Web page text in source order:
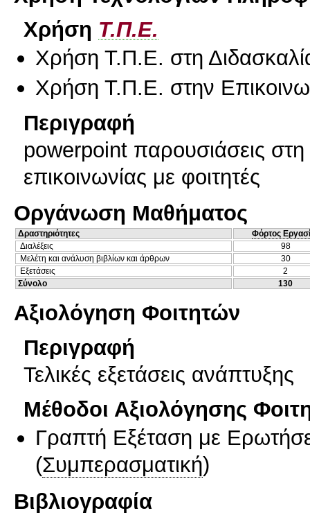
Χρήση Τ.Π.Ε.
Χρήση Τ.Π.Ε. στη
Χρήση Τ.Π.Ε. στην
Περιγραφή
powerpoint παρουσιάσεις στη
επικοινωνίας με φοιτητές
Οργάνωση Μαθήματος
Δραστηριότητες
Φόρτος
Διαλέξεις
98
Μελέτη και ανάλυση βιβλίων και άρθρων
30
Εξετάσεις
2
Σύνολο
130
Αξιολόγηση Φοιτητών
Περιγραφή
Τελικές εξετάσεις ανάπτυξης
Μέθοδοι Αξιολόγησης
Γραπτή Εξέταση με
(Συμπερασματική)
Βιβλιογραφία